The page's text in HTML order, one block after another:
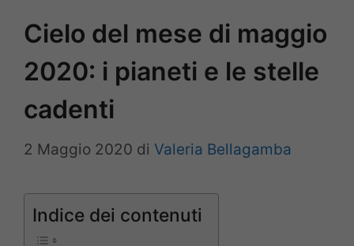
Cielo del mese di maggio
2020: i pianeti e le stelle
cadenti
2 Maggio 2020 di Valeria Bellagamba
Indice dei contenuti